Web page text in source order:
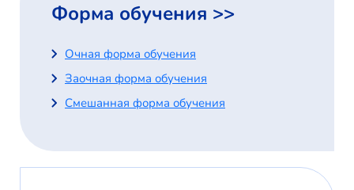
Форма обучения >>
Очная форма обучения
Заочная форма обучения
Смешанная форма обучения